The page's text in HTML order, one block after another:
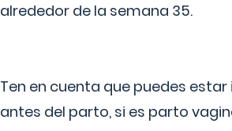
alrededor de la semana 35.
Ten en cuenta que puedes
antes del parto, si es parto